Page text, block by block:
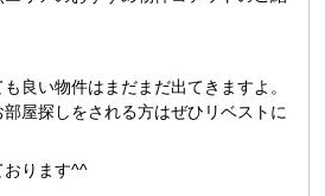
良い物件はまだまだ出てきますよ。
屋探しをされる方はぜひリベストに
おります^^